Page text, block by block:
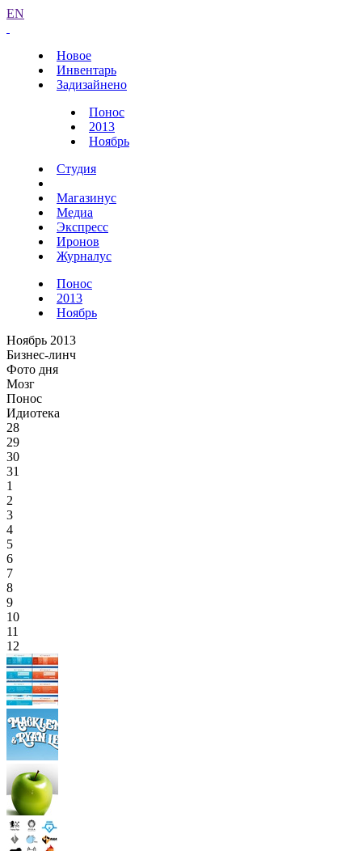
EN
Новое
Инвентарь
Задизайнено
Понос
2013
Ноябрь
Студия
Магазинус
Медиа
Экспресс
Иронов
Журналус
Понос
2013
Ноябрь
Ноябрь 2013
Бизнес-линч
Фото дня
Мозг
Понос
Идиотека
28
29
30
31
1
2
3
4
5
6
7
8
9
10
11
12